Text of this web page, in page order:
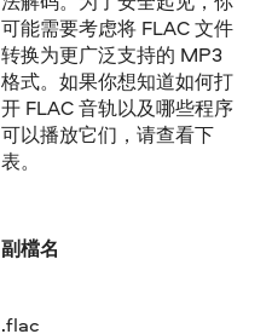
可能需要考虑将 FLAC 文件
转换为更广泛支持的 MP3
格式。如果你想知道如何打
开 FLAC 音轨以及哪些程序
可以播放它们，请查看下
表。
副檔名
.flac